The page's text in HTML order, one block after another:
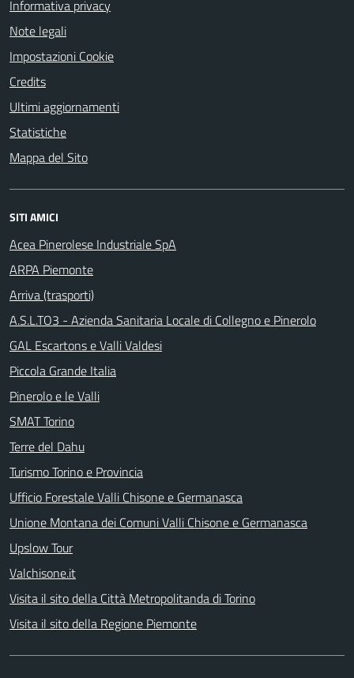
Informativa privacy
Note legali
Impostazioni Cookie
Credits
Ultimi aggiornamenti
Statistiche
Mappa del Sito
SITI AMICI
Acea Pinerolese Industriale SpA
ARPA Piemonte
Arriva (trasporti)
A.S.L.TO3 - Azienda Sanitaria Locale di Collegno e Pinerolo
GAL Escartons e Valli Valdesi
Piccola Grande Italia
Pinerolo e le Valli
SMAT Torino
Terre del Dahu
Turismo Torino e Provincia
Ufficio Forestale Valli Chisone e Germanasca
Unione Montana dei Comuni Valli Chisone e Germanasca
Upslow Tour
Valchisone.it
Visita il sito della Città Metropolitanda di Torino
Visita il sito della Regione Piemonte